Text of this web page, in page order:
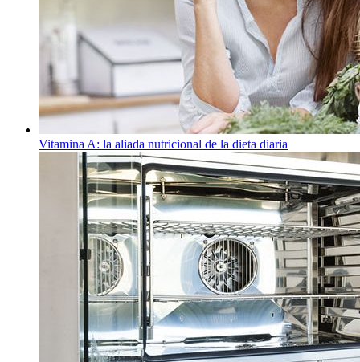
Vitamina A: la aliada nutricional de la dieta diaria